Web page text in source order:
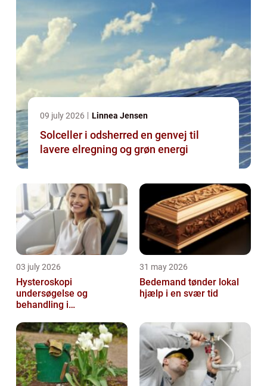
09 july 2026 Linnea Jensen
Solceller i odsherred en genvej til
lavere elregning og grøn energi
03 july 2026
Hysteroskopi
undersøgelse og
behandling i
31 may 2026
Bedemand tønder lokal
hjælp i en svær tid